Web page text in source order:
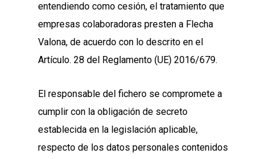
entendiendo como cesión, el tratamiento que
empresas colaboradoras presten a Flecha
Valona, de acuerdo con lo descrito en el
Artículo. 28 del Reglamento (UE) 2016/679.
El responsable del fichero se compromete a
cumplir con la obligación de secreto
establecida en la legislación aplicable,
respecto de los datos personales contenidos